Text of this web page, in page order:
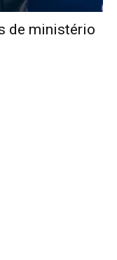
de ministério